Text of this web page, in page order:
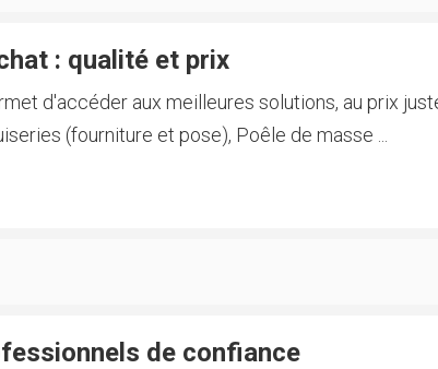
: qualité et prix
d'accéder aux meilleures solutions, au prix
(fourniture et pose), Poêle de masse ...
de confiance